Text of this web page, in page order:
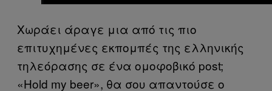
Χωράει άραγε μια από τις πιο
επιτυχημένες εκπομπές της ελληνικής
τηλεόρασης σε ένα ομοφοβικό post;
«Hold my beer», θα σου απαντούσε ο